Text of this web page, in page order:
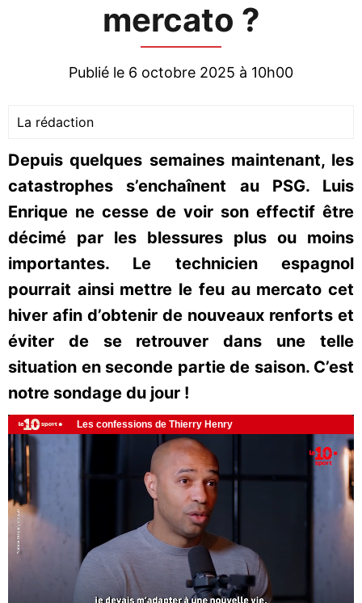
mercato ?
Publié le 6 octobre 2025 à 10h00
La rédaction
Depuis quelques semaines maintenant, les
catastrophes s’enchaînent au PSG. Luis
Enrique ne cesse de voir son effectif être
décimé par les blessures plus ou moins
importantes. Le technicien espagnol
pourrait ainsi mettre le feu au mercato cet
hiver afin d’obtenir de nouveaux renforts et
éviter de se retrouver dans une telle
situation en seconde partie de saison. C’est
notre sondage du jour !